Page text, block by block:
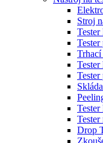
Stroj
Tester
Trhací
Tester
Tester
Tester
Drop